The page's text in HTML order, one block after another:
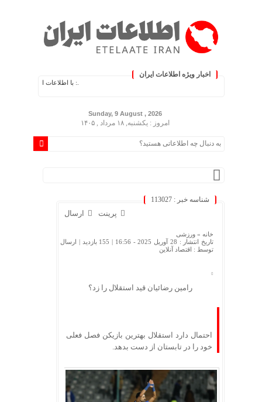
اخبار ویژه اطلاعات ایران
.: با اطلاعات ایران، اطلاعات خود را
Sunday, 9 August , 2026
امروز : یکشنبه, ۱۸ مرداد , ۱۴۰۵
شناسه خبر : 113027
ارسال پرینت
خانه » ورزشی
تاریخ انتشار : 28 آوریل 2025 - 16:56 |
155 بازدید
| ارسال
توسط : اقتصاد آنلاین
رامین رضائیان قید استقلال را زد؟
احتمال دارد استقلال بهترین بازیکن فصل فعلی
خود را در تابستان از دست بدهد.